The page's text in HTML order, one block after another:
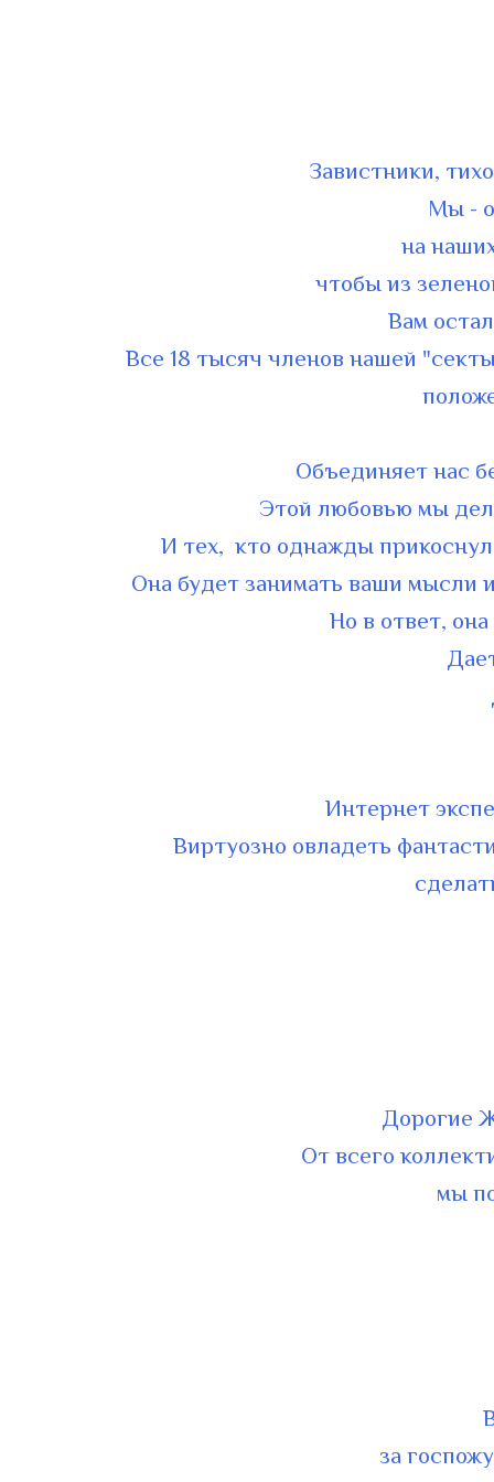
Завистники,
Мы -
на
чтобы из
Вам
Все 18 тысяч членов нашей
Объединяет нас
Этой любовью мы
И тех, кто однажды
Она будет занимать ваши мысли
Но в ответ,
Интернет
Виртуозно овладеть
Дорогие
От всего
мы
за